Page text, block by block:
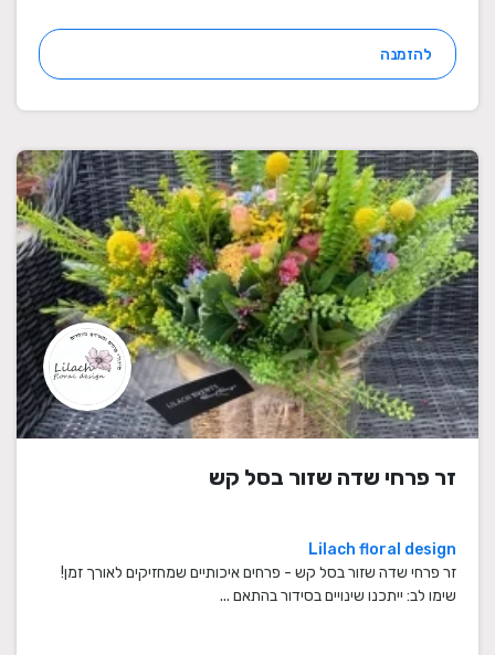
להזמנה
זר פרחי שדה שזור בסל קש
Lilach floral design
זר פרחי שדה שזור בסל קש - פרחים איכותיים שמחזיקים לאורך זמן!
שימו לב: ייתכנו שינויים בסידור בהתאם ...